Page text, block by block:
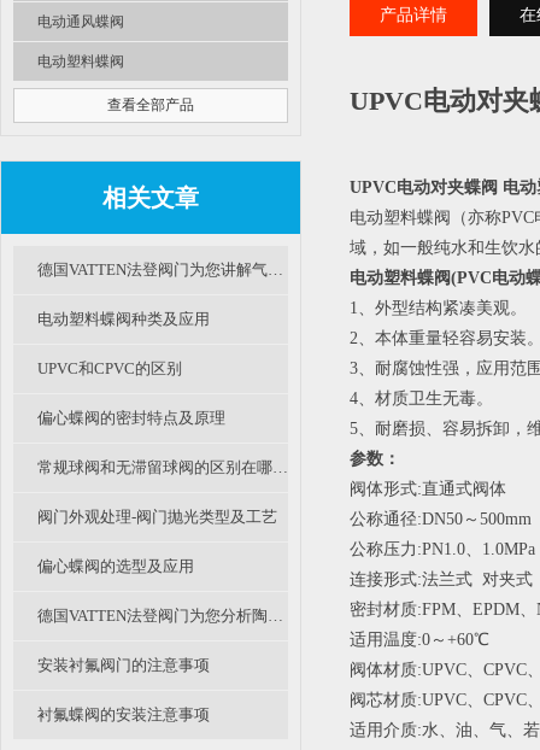
电动通风蝶阀
电动塑料蝶阀
查看全部产品
相关文章
德国VATTEN法登阀门为您讲解气动塑料蝶阀分类及选用
电动塑料蝶阀种类及应用
UPVC和CPVC的区别
偏心蝶阀的密封特点及原理
常规球阀和无滞留球阀的区别在哪里呢？
阀门外观处理-阀门抛光类型及工艺
偏心蝶阀的选型及应用
德国VATTEN法登阀门为您分析陶瓷阀的应用及展望
安装衬氟阀门的注意事项
衬氟蝶阀的安装注意事项
产品详情 在
UPVC电动对夹
UPVC电动对夹蝶阀 电
电动塑料蝶阀（亦称
域，如一般纯水和生饮
电动塑料蝶阀(PVC电动
1、外型结构紧凑美观。
2、本体重量轻容易安装
3、耐腐蚀性强，应用范
4、材质卫生无毒。
5、耐磨损、容易拆卸，
参数：
阀体形式:直通式阀体
公称通径:DN50～500mm
公称压力:PN1.0、1.0MPa
连接形式:法兰式  对夹式
密封材质:FPM、EPDM、
适用温度:0～+60℃
阀体材质:UPVC、CPVC
阀芯材质:UPVC、CPVC
适用介质:水、油、气、